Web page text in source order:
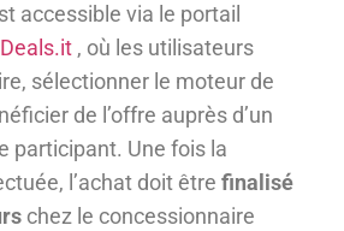
accessible via le portail
, où les utilisateurs
sélectionner le moteur de
de l’offre auprès d’un
participant. Une fois la
l’achat doit être finalisé
chez le concessionnaire